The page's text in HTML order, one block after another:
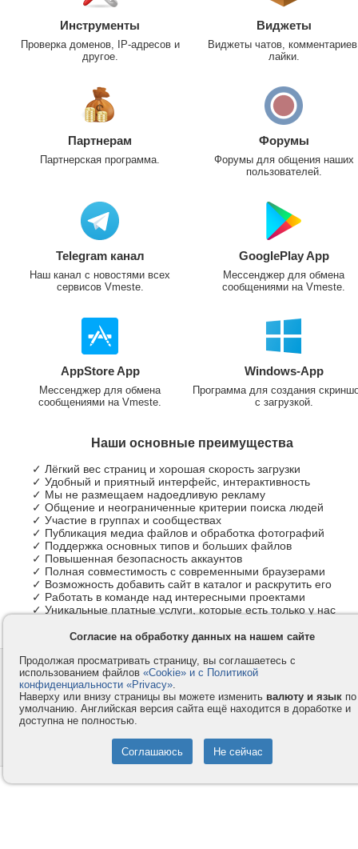
Инструменты
Проверка доменов, IP-адресов и
другое.
Виджеты
Виджеты чатов,
лайки.
Партнерам
Партнерская программа.
Форумы
Форумы для общения наших
пользователей.
Telegram канал
Наш канал с новостями всех
сервисов Vmeste.
GooglePlay App
Мессенджер для обмена
сообщениями на Vmeste.
AppStore App
Мессенджер для обмена
сообщениями на Vmeste.
Windows-App
Программа для создания
с загрузкой.
Наши основные преимущества
✓ Лёгкий вес страниц и хорошая скорость загрузки
✓ Удобный и приятный интерфейс, интерактивность
✓ Мы не размещаем надоедливую рекламу
✓ Общение и неограниченные критерии поиска людей
✓ Участие в группах и сообществах
✓ Публикация медиа файлов и обработка фотографий
✓ Поддержка основных типов и больших файлов
✓ Повышенная безопасность аккаунтов
✓ Полная совместимость с современными браузерами
✓ Возможность добавить сайт в каталог и раскрутить его
✓ Работать в команде над интересными проектами
✓ Уникальные платные услуги, которые есть только у нас
Контакты
Компания
Privacy и Cookie
Услуги
Как оплатить
Помощь
© 2008-2026
- Все права защищены.
Согласие на обработку данных на нашем сайте
Продолжая просматривать страницу, вы соглашаетесь с
использованием файлов «Cookie» и с Политикой
конфиденциальности «Privacy».
Наверху или внизу страницы вы можете изменить валюту и язык по
умолчанию. Английская версия сайта ещё находится в доработке и
доступна не полностью.